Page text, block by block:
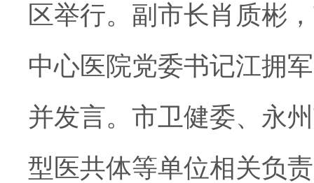
区举行。副市长肖质彬
中心医院党委书记江拥
并发言。市卫健委、永
型医共体等单位相关负